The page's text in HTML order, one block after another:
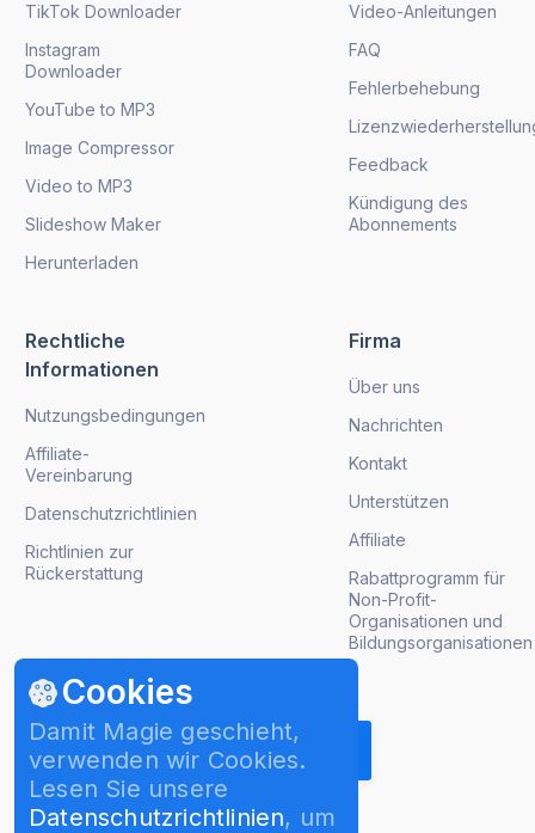
Cookies
Damit Magie geschieht,
verwenden wir Cookies.
Lesen Sie unsere
Datenschutzrichtlinien, um
TikTok Downloader
Instagram
Downloader
YouTube to MP3
Image Compressor
Video to MP3
Slideshow Maker
Herunterladen
Video-Anleitungen
FAQ
Fehlerbehebung
Feedback
Kündigung des
Abonnements
Rechtliche
Informationen
Nutzungsbedingungen
Affiliate-
Vereinbarung
Datenschutzrichtlinien
Richtlinien zur
Rückerstattung
Firma
Über uns
Nachrichten
Kontakt
Unterstützen
Affiliate
Rabattprogramm für
Non-Profit-
Organisationen und
Bildungsorganisationen
Produktaktualisierungen abrufen